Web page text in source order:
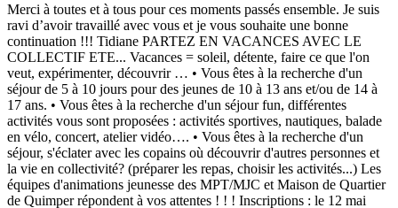
Merci à toutes et à tous pour ces moments passés ensemble. Je suis
ravi d’avoir travaillé avec vous et je vous souhaite une bonne
continuation !!! Tidiane PARTEZ EN VACANCES AVEC LE
COLLECTIF ETE... Vacances = soleil, détente, faire ce que l'on
veut, expérimenter, découvrir … • Vous êtes à la recherche d'un
séjour de 5 à 10 jours pour des jeunes de 10 à 13 ans et/ou de 14 à
17 ans. • Vous êtes à la recherche d'un séjour fun, différentes
activités vous sont proposées : activités sportives, nautiques, balade
en vélo, concert, atelier vidéo…. • Vous êtes à la recherche d'un
séjour, s'éclater avec les copains où découvrir d'autres personnes et
la vie en collectivité? (préparer les repas, choisir les activités...) Les
équipes d'animations jeunesse des MPT/MJC et Maison de Quartier
de Quimper répondent à vos attentes ! ! ! Inscriptions : le 12 mai